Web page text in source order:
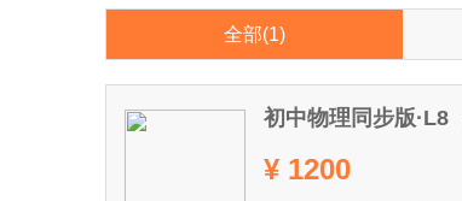
全部(1)
初中物理同步版·L8
¥ 1200